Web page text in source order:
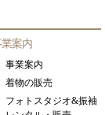
案内
事業案内
着物の販売
フォトスタジオ&振袖